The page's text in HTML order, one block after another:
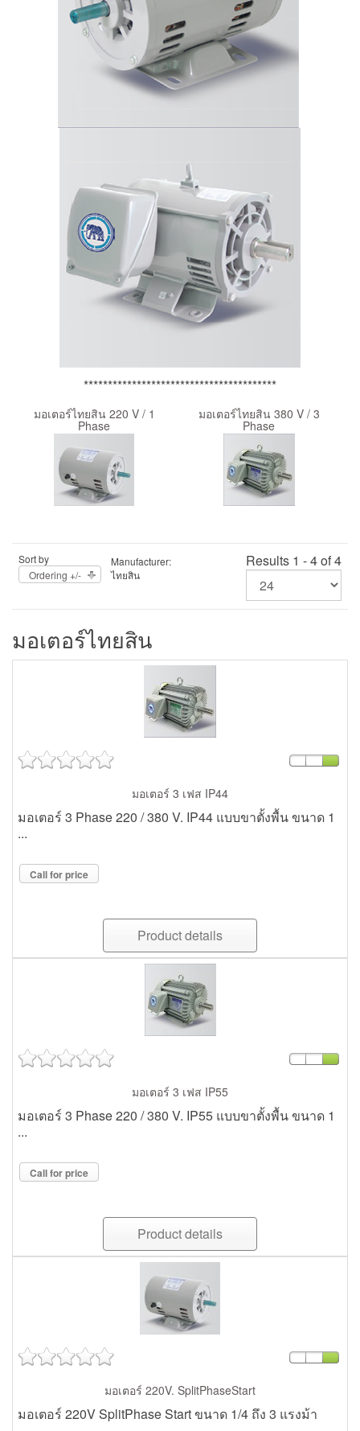
****************************************
มอเตอร์ไทยสิน 220 V / 1
Phase
มอเตอร์ไทยสิน 380 V / 3
Phase
Sort by
Ordering +/-
Manufacturer:
ไทยสิน
Results 1 - 4 of 4
มอเตอร์ไทยสิน
มอเตอร์ 3 เฟส IP44
มอเตอร์ 3 Phase 220 / 380 V. IP44 แบบขาตั้งพื้น ขนาด 1
...
Call for price
Product details
มอเตอร์ 3 เฟส IP55
มอเตอร์ 3 Phase 220 / 380 V. IP55 แบบขาตั้งพื้น ขนาด 1
...
Call for price
Product details
มอเตอร์ 220V. SplitPhaseStart
มอเตอร์ 220V SplitPhase Start ขนาด 1/4 ถึง 3 แรงม้า